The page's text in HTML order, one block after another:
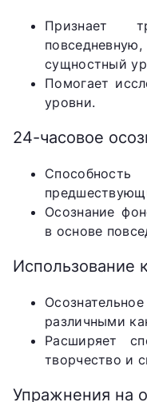
Признает
сущностный
Помогает
уровни.
24-часовое
Осознание
в основе
Использование
различными
Расширяет
творчество и
Упражнения на